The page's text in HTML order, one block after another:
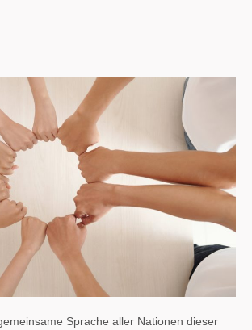
Sprache aller Nationen dieser